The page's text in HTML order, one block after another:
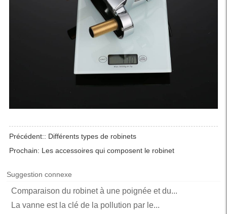
Précédent:: Différents types de robinets
Prochain: Les accessoires qui composent le robinet
Suggestion connexe
Comparaison du robinet à une poignée et du...
La vanne est la clé de la pollution par le...